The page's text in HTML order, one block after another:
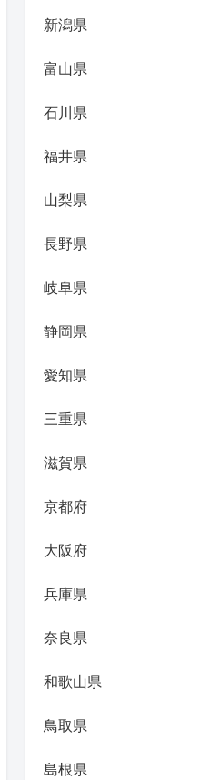
新潟県
富山県
石川県
福井県
山梨県
長野県
岐阜県
静岡県
愛知県
三重県
滋賀県
京都府
大阪府
兵庫県
奈良県
和歌山県
鳥取県
島根県